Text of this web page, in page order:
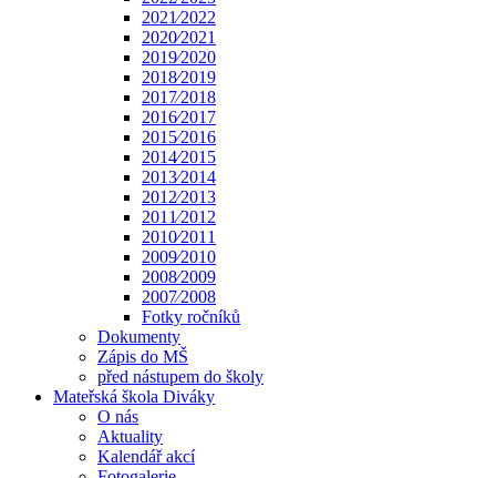
2021⁄2022
2020⁄2021
2019⁄2020
2018⁄2019
2017⁄2018
2016⁄2017
2015⁄2016
2014⁄2015
2013⁄2014
2012⁄2013
2011⁄2012
2010⁄2011
2009⁄2010
2008⁄2009
2007⁄2008
Fotky ročníků
Dokumenty
Zápis do MŠ
před nástupem do školy
Mateřská škola Diváky
O nás
Aktuality
Kalendář akcí